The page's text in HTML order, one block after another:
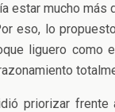
estar mucho más
eso, lo
liguero como
priorizar frente